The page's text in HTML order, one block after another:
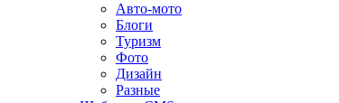
Авто-мото
Блоги
Туризм
Фото
Дизайн
Разные